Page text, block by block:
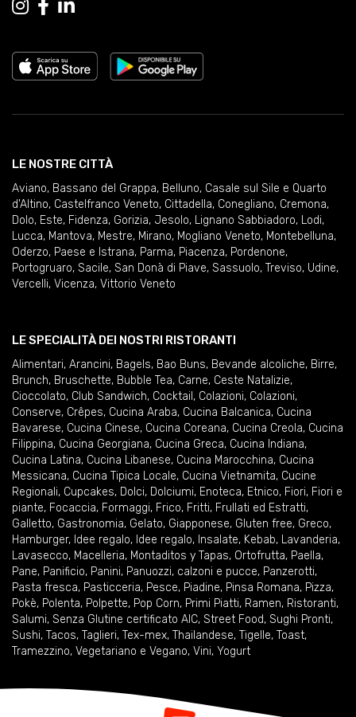
LE NOSTRE CITTÀ
Aviano, Bassano del Grappa, Belluno, Casale sul Sile e Quarto
d'Altino, Castelfranco Veneto, Cittadella, Conegliano, Cremona,
Dolo, Este, Fidenza, Gorizia, Jesolo, Lignano Sabbiadoro, Lodi,
Lucca, Mantova, Mestre, Mirano, Mogliano Veneto, Montebelluna,
Oderzo, Paese e Istrana, Parma, Piacenza, Pordenone,
Portogruaro, Sacile, San Donà di Piave, Sassuolo, Treviso, Udine,
Vercelli, Vicenza, Vittorio Veneto
LE SPECIALITÀ DEI NOSTRI RISTORANTI
Alimentari, Arancini, Bagels, Bao Buns, Bevande alcoliche, Birre,
Brunch, Bruschette, Bubble Tea, Carne, Ceste Natalizie,
Cioccolato, Club Sandwich, Cocktail , Colazioni, Colazioni,
Conserve, Crêpes, Cucina Araba, Cucina Balcanica, Cucina
Bavarese, Cucina Cinese, Cucina Coreana, Cucina Creola, Cucina
Filippina, Cucina Georgiana, Cucina Greca, Cucina Indiana,
Cucina Latina, Cucina Libanese, Cucina Marocchina, Cucina
Messicana, Cucina Tipica Locale, Cucina Vietnamita, Cucine
Regionali, Cupcakes, Dolci, Dolciumi, Enoteca, Etnico, Fiori, Fiori e
piante, Focaccia, Formaggi, Frico, Fritti, Frullati ed Estratti,
Galletto, Gastronomia, Gelato, Giapponese, Gluten free, Greco,
Hamburger, Idee regalo, Idee regalo, Insalate, Kebab, Lavanderia,
Lavasecco, Macelleria, Montaditos y Tapas, Ortofrutta, Paella,
Pane, Panificio, Panini, Panuozzi, calzoni e pucce, Panzerotti,
Pasta fresca, Pasticceria, Pesce, Piadine, Pinsa Romana, Pizza,
Pokè, Polenta, Polpette, Pop Corn, Primi Piatti, Ramen, Ristoranti,
Salumi, Senza Glutine certificato AIC, Street Food, Sughi Pronti,
Sushi, Tacos, Taglieri, Tex-mex, Thailandese, Tigelle, Toast,
Tramezzino, Vegetariano e Vegano, Vini, Yogurt